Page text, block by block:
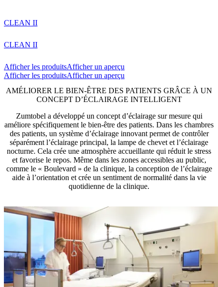
CLEAN II
CLEAN II
Afficher les produitsAfficher un aperçu
Afficher les produitsAfficher un aperçu
AMÉLIORER LE BIEN-ÊTRE DES PATIENTS GRÂCE À UN
CONCEPT D’ÉCLAIRAGE INTELLIGENT
Zumtobel a développé un concept d’éclairage sur mesure qui
améliore spécifiquement le bien-être des patients. Dans les chambres
des patients, un système d’éclairage innovant permet de contrôler
séparément l’éclairage principal, la lampe de chevet et l’éclairage
nocturne. Cela crée une atmosphère accueillante qui réduit le stress
et favorise le repos. Même dans les zones accessibles au public,
comme le « Boulevard » de la clinique, la conception de l’éclairage
aide à l’orientation et crée un sentiment de normalité dans la vie
quotidienne de la clinique.